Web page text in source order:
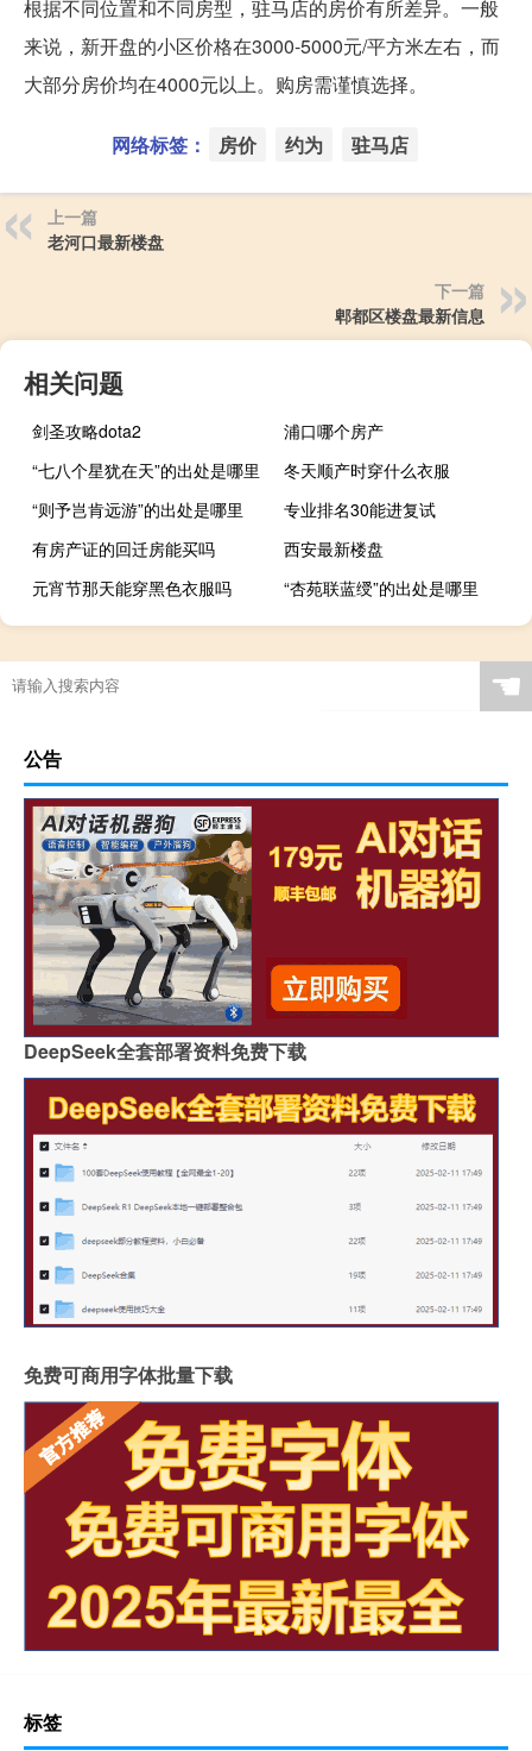
根据不同位置和不同房型，驻马店的房价有所差异。一般
来说，新开盘的小区价格在3000-5000元/平方米左右，而
大部分房价均在4000元以上。购房需谨慎选择。
网络标签： 房价 约为 驻马店
上一篇
老河口最新楼盘
下一篇
郫都区楼盘最新信息
相关问题
剑圣攻略dota2
浦口哪个房产
“七八个星犹在天”的出处是哪里
冬天顺产时穿什么衣服
“则予岂肯远游”的出处是哪里
专业排名30能进复试
有房产证的回迁房能买吗
西安最新楼盘
元宵节那天能穿黑色衣服吗
“杏苑联蓝绶”的出处是哪里
☚
公告
DeepSeek全套部署资料免费下载
免费可商用字体批量下载
标签